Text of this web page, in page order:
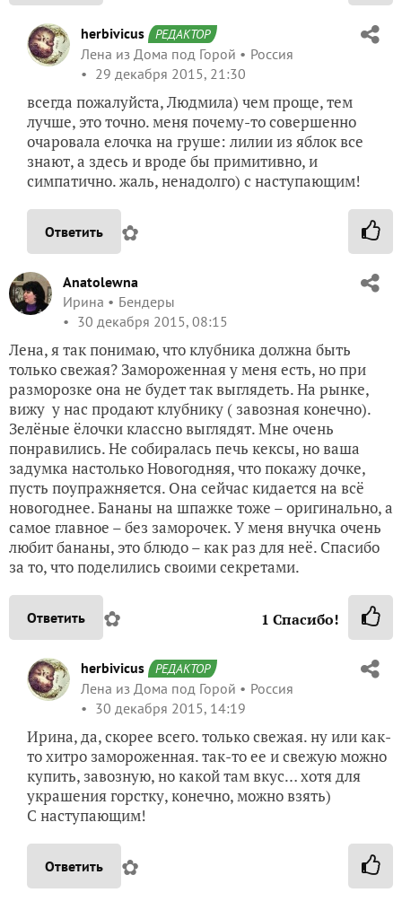
herbivicus РЕДАКТОР
Лена из Дома под Горой
Россия
29 декабря 2015, 21:30
всегда пожалуйста, Людмила) чем проще, тем
лучше, это точно. меня почему-то совершенно
очаровала елочка на груше: лилии из яблок все
знают, а здесь и вроде бы примитивно, и
симпатично. жаль, ненадолго) с наступающим!
Ответить ✿
Anatolewna
Ирина
Бендеры
30 декабря 2015, 08:15
Лена, я так понимаю, что клубника должна быть
только свежая? Замороженная у меня есть, но при
разморозке она не будет так выглядеть. На рынке,
вижу у нас продают клубнику ( завозная конечно).
Зелёные ёлочки классно выглядят. Мне очень
понравились. Не собиралась печь кексы, но ваша
задумка настолько Новогодняя, что покажу дочке,
пусть поупражняется. Она сейчас кидается на всё
новогоднее. Бананы на шпажке тоже – оригинально, а
самое главное – без заморочек. У меня внучка очень
любит бананы, это блюдо – как раз для неё. Спасибо
за то, что поделились своими секретами.
Ответить ✿ 1 Спасибо!
herbivicus РЕДАКТОР
Лена из Дома под Горой
Россия
30 декабря 2015, 14:19
Ирина, да, скорее всего. только свежая. ну или как-
то хитро замороженная. так-то ее и свежую можно
купить, завозную, но какой там вкус… хотя для
украшения горстку, конечно, можно взять)
С наступающим!
Ответить ✿